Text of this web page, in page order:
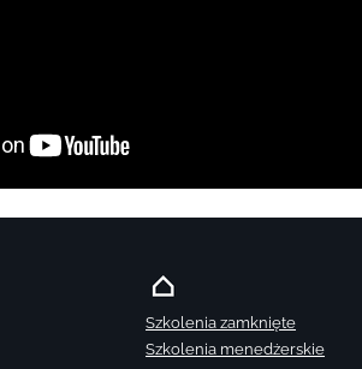
Szkolenia zamknięte
Szkolenia menedżerskie